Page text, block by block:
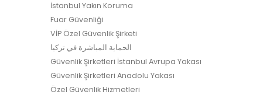
İstanbul Yakın Koruma
Fuar Güvenliği
VİP Özel Güvenlik Şirketi
الحماية المباشرة في تركيا
Güvenlik Şirketleri İstanbul Avrupa Yakası
Güvenlik Şirketleri Anadolu Yakası
Özel Güvenlik Hizmetleri